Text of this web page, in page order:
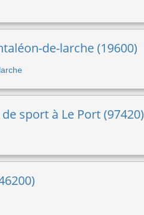
de-larche (19600)
sport à Le Port (97420)